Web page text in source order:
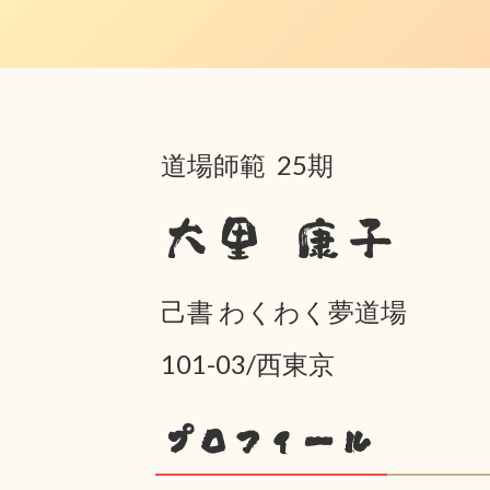
道場師範 25期
大里 康子
己書 わくわく夢道場
101-03/西東京
プロフィール